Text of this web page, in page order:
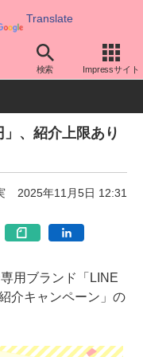
Translate
検索 Impressサイト
LINEMO
、紹介上限あり
2025年11月5日 12:31
用ブランド「LINE
介キャンペーン」の